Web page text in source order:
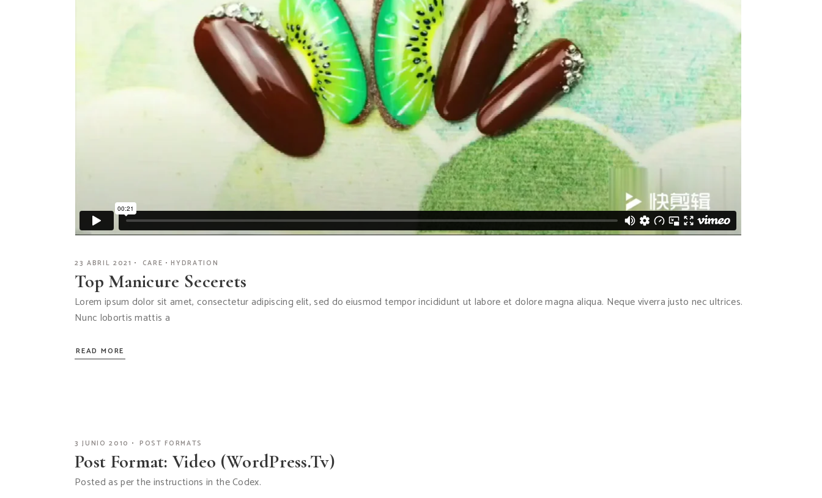
23 ABRIL 2021 CARE HYDRATION
Top Manicure Secerets
Lorem ipsum dolor sit amet, consectetur adipiscing elit, sed do eiusmod tempor incididunt ut labore et dolore magna aliqua. Neque viverra justo nec ultrices.
Nunc lobortis mattis a
READ MORE
3 JUNIO 2010 POST FORMATS
Post Format: Video (WordPress.tv)
Posted as per the instructions in the Codex.